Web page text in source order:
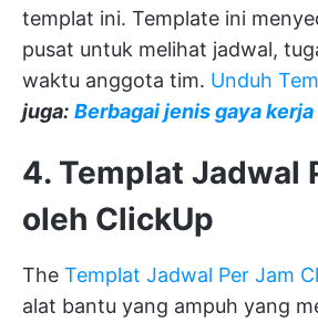
templat ini. Template ini
pusat untuk melihat jadwal,
waktu anggota tim. Unduh
juga: Berbagai jenis gaya
4. Templat Jadwal
oleh ClickUp
The Templat Jadwal Per Jam
alat bantu yang ampuh yang